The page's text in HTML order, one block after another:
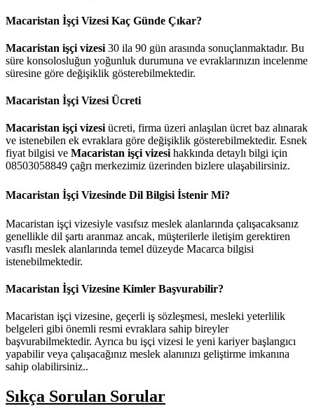
Macaristan İşçi Vizesi Kaç Günde Çıkar?
Macaristan işçi vizesi 30 ila 90 gün arasında sonuçlanmaktadır. Bu
süre konsolosluğun yoğunluk durumuna ve evraklarınızın incelenme
süresine göre değişiklik gösterebilmektedir.
Macaristan İşçi Vizesi Ücreti
Macaristan işçi vizesi ücreti, firma üzeri anlaşılan ücret baz alınarak
ve istenebilen ek evraklara göre değişiklik gösterebilmektedir. Esnek
fiyat bilgisi ve Macaristan işçi vizesi hakkında detaylı bilgi için
08503058849 çağrı merkezimiz üzerinden bizlere ulaşabilirsiniz.
Macaristan İşçi Vizesinde Dil Bilgisi İstenir Mi?
Macaristan işçi vizesiyle vasıfsız meslek alanlarında çalışacaksanız
genellikle dil şartı aranmaz ancak, müşterilerle iletişim gerektiren
vasıflı meslek alanlarında temel düzeyde Macarca bilgisi
istenebilmektedir.
Macaristan İşçi Vizesine Kimler Başvurabilir?
Macaristan işçi vizesine, geçerli iş sözleşmesi, mesleki yeterlilik
belgeleri gibi önemli resmi evraklara sahip bireyler
başvurabilmektedir. Ayrıca bu işçi vizesi le yeni kariyer başlangıcı
yapabilir veya çalışacağınız meslek alanınızı geliştirme imkanına
sahip olabilirsiniz..
Sıkça Sorulan Sorular